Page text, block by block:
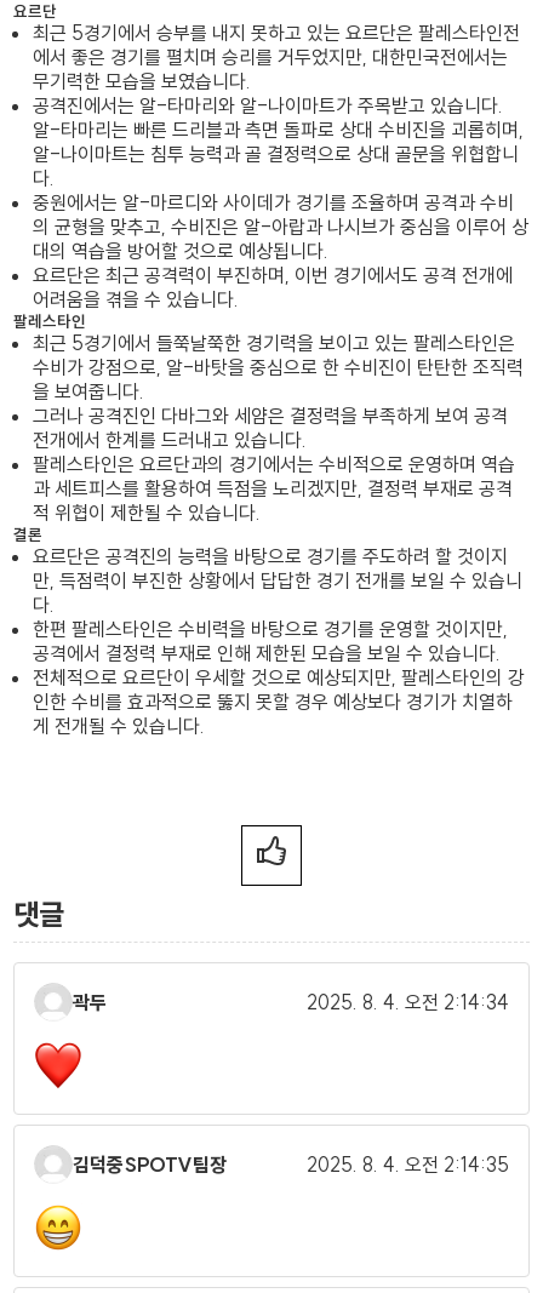
요르단
최근 5경기에서 승부를 내지 못하고 있는 요르단은 팔레스타인전
에서 좋은 경기를 펼치며 승리를 거두었지만, 대한민국전에서는
무기력한 모습을 보였습니다.
공격진에서는 알-타마리와 알-나이마트가 주목받고 있습니다.
알-타마리는 빠른 드리블과 측면 돌파로 상대 수비진을 괴롭히며,
알-나이마트는 침투 능력과 골 결정력으로 상대 골문을 위협합니
다.
중원에서는 알-마르디와 사이데가 경기를 조율하며 공격과 수비
의 균형을 맞추고, 수비진은 알-아랍과 나시브가 중심을 이루어 상
대의 역습을 방어할 것으로 예상됩니다.
요르단은 최근 공격력이 부진하며, 이번 경기에서도 공격 전개에
어려움을 겪을 수 있습니다.
팔레스타인
최근 5경기에서 들쭉날쭉한 경기력을 보이고 있는 팔레스타인은
수비가 강점으로, 알-바탓을 중심으로 한 수비진이 탄탄한 조직력
을 보여줍니다.
그러나 공격진인 다바그와 세얌은 결정력을 부족하게 보여 공격
전개에서 한계를 드러내고 있습니다.
팔레스타인은 요르단과의 경기에서는 수비적으로 운영하며 역습
과 세트피스를 활용하여 득점을 노리겠지만, 결정력 부재로 공격
적 위협이 제한될 수 있습니다.
결론
요르단은 공격진의 능력을 바탕으로 경기를 주도하려 할 것이지
만, 득점력이 부진한 상황에서 답답한 경기 전개를 보일 수 있습니
다.
한편 팔레스타인은 수비력을 바탕으로 경기를 운영할 것이지만,
공격에서 결정력 부재로 인해 제한된 모습을 보일 수 있습니다.
전체적으로 요르단이 우세할 것으로 예상되지만, 팔레스타인의 강
인한 수비를 효과적으로 뚫지 못할 경우 예상보다 경기가 치열하
게 전개될 수 있습니다.
댓글
곽두 2025. 8. 4. 오전 2:14:34
김덕중SPOTV팀장 2025. 8. 4. 오전 2:14:35